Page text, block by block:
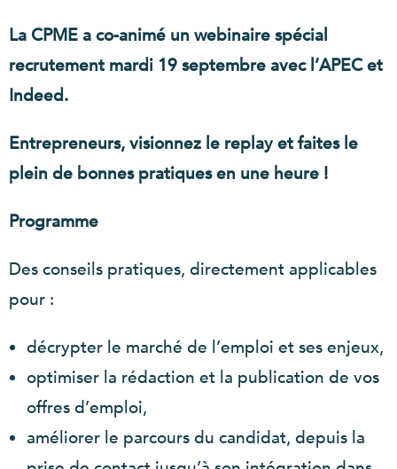
La CPME a co-animé un webinaire spécial
recrutement mardi 19 septembre avec l’APEC et
Indeed.
Entrepreneurs, visionnez le replay et faites le
plein de bonnes pratiques en une heure !
Programme
Des conseils pratiques, directement applicables
pour :
décrypter le marché de l’emploi et ses enjeux,
optimiser la rédaction et la publication de vos
offres d’emploi,
améliorer le parcours du candidat, depuis la